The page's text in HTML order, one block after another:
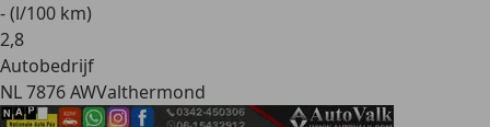
- (l/100 km)
2,8
Autobedrijf
NL 7876 AWValthermond